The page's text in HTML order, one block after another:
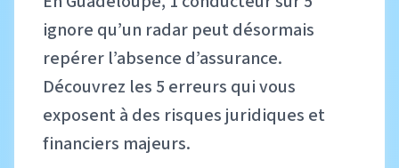
ignore qu’un radar peut désormais
repérer l’absence d’assurance.
Découvrez les 5 erreurs qui vous
exposent à des risques juridiques et
financiers majeurs.